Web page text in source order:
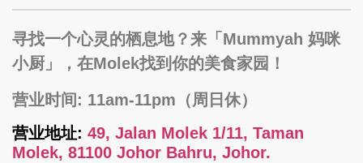
寻找一个心灵的栖息地？来「Mummyah 妈咪
小厨」，在Molek找到你的美食家园！
营业时间: 11am-11pm（周日休）
营业地址: 49, Jalan Molek 1/11, Taman
Molek, 81100 Johor Bahru, Johor.